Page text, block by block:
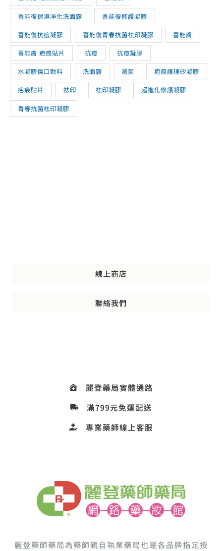
喜能復保濕淨化洗面露 喜能復修護凝膠
喜能復抗痘凝膠 喜能復青春抗菌祛印凝膠 喜能膚
喜能膚 疤痕貼片 抗痘 抗痘凝膠
水凝膠傷口敷料 洗面露 滅菌 疤痕護理矽凝膠
疤痕貼片 祛印 祛印凝膠 超進化修護凝膠
青春抗菌祛印凝膠
線上商店
聯絡我們
麗登藥局實體通路
滿799元免運配送
專業藥師線上客服
麗登藥師藥局為藥師親自執業藥局也是各品牌指定授